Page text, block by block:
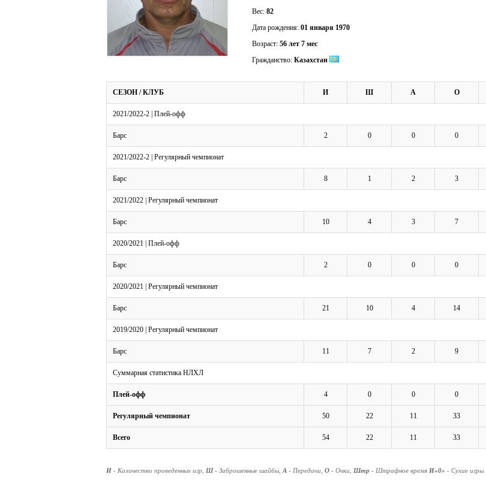
Вес: 82
Дата рождения: 01 января 1970
Возраст: 56 лет 7 мес
Гражданство: Казахстан
СЕЗОН / КЛУБ И Ш А О
2021/2022-2 | Плей-офф
Барс 2 0 0 0
2021/2022-2 | Регулярный чемпионат
Барс 8 1 2 3
2021/2022 | Регулярный чемпионат
Барс 10 4 3 7
2020/2021 | Плей-офф
Барс 2 0 0 0
2020/2021 | Регулярный чемпионат
Барс 21 10 4 14
2019/2020 | Регулярный чемпионат
Барс 11 7 2 9
Суммарная статистика НЛХЛ
Плей-офф 4 0 0 0
Регулярный чемпионат 50 22 11 33
Всего 54 22 11 33
И - Количество проведенных игр, Ш - Заброшенные шайбы, А - Передачи, О - Очки, Штр - Штрафное время И«0» - Сухие игры